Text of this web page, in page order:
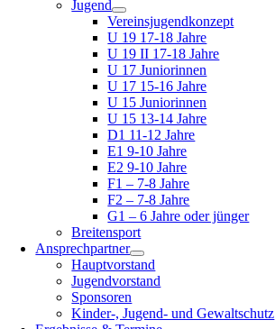
Jugend
Vereinsjugendkonzept
U 19 17-18 Jahre
U 19 II 17-18 Jahre
U 17 Juniorinnen
U 17 15-16 Jahre
U 15 Juniorinnen
U 15 13-14 Jahre
D1 11-12 Jahre
E1 9-10 Jahre
E2 9-10 Jahre
F1 – 7-8 Jahre
F2 – 7-8 Jahre
G1 – 6 Jahre oder jünger
Breitensport
Ansprechpartner
Hauptvorstand
Jugendvorstand
Sponsoren
Kinder-, Jugend- und Gewaltschutz